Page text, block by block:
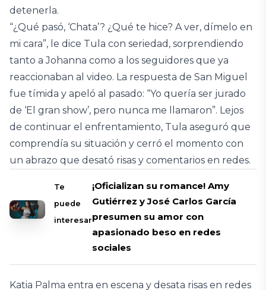
detenerla.
“¿Qué pasó, ‘Chata’? ¿Qué te hice? A ver, dímelo en
mi cara”, le dice Tula con seriedad, sorprendiendo
tanto a Johanna como a los seguidores que ya
reaccionaban al video. La respuesta de San Miguel
fue tímida y apeló al pasado: “Yo quería ser jurado
de ‘El gran show’, pero nunca me llamaron”. Lejos
de continuar el enfrentamiento, Tula aseguró que
comprendía su situación y cerró el momento con
un abrazo que desató risas y comentarios en redes.
Te
puede
interesar
¡Oficializan su romance! Amy
Gutiérrez y José Carlos García
presumen su amor con
apasionado beso en redes
sociales
Katia Palma entra en escena y desata risas en redes